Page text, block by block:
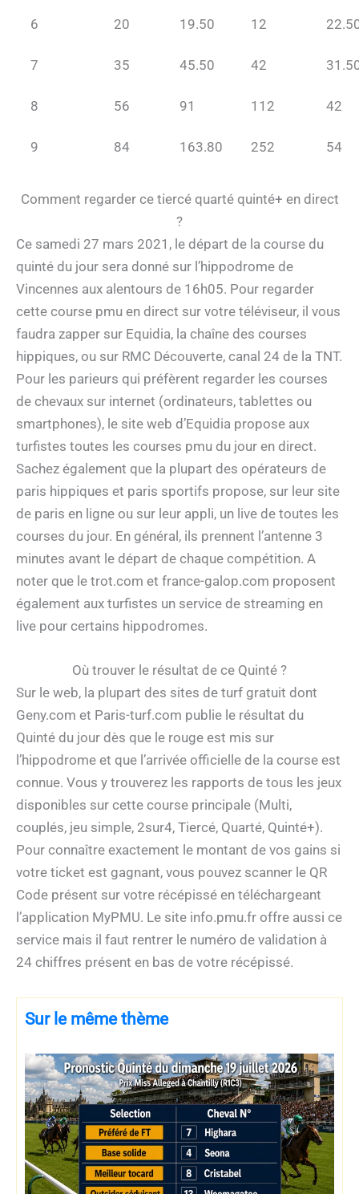
6 20 19.50 12
7 35 45.50 42
8 56 91 112 42
9 84 163.80 252 54
Comment regarder ce tiercé quarté quinté+ en direct
?
Ce samedi 27 mars 2021, le départ de la course du
quinté du jour sera donné sur l’hippodrome de
Vincennes aux alentours de 16h05. Pour regarder
cette course pmu en direct sur votre téléviseur, il vous
faudra zapper sur Equidia, la chaîne des courses
hippiques, ou sur RMC Découverte, canal 24 de la TNT.
Pour les parieurs qui préfèrent regarder les courses
de chevaux sur internet (ordinateurs, tablettes ou
smartphones), le site web d’Equidia propose aux
turfistes toutes les courses pmu du jour en direct.
Sachez également que la plupart des opérateurs de
paris hippiques et paris sportifs propose, sur leur site
de paris en ligne ou sur leur appli, un live de toutes les
courses du jour. En général, ils prennent l’antenne 3
minutes avant le départ de chaque compétition. A
noter que le trot.com et france-galop.com proposent
également aux turfistes un service de streaming en
live pour certains hippodromes.
Où trouver le résultat de ce Quinté ?
Sur le web, la plupart des sites de turf gratuit dont
Geny.com et Paris-turf.com publie le résultat du
Quinté du jour dès que le rouge est mis sur
l’hippodrome et que l’arrivée officielle de la course est
connue. Vous y trouverez les rapports de tous les jeux
disponibles sur cette course principale (Multi,
couplés, jeu simple, 2sur4, Tiercé, Quarté, Quinté+).
Pour connaître exactement le montant de vos gains si
votre ticket est gagnant, vous pouvez scanner le QR
Code présent sur votre récépissé en téléchargeant
l’application MyPMU. Le site info.pmu.fr offre aussi ce
service mais il faut rentrer le numéro de validation à
24 chiffres présent en bas de votre récépissé.
Sur le même thème